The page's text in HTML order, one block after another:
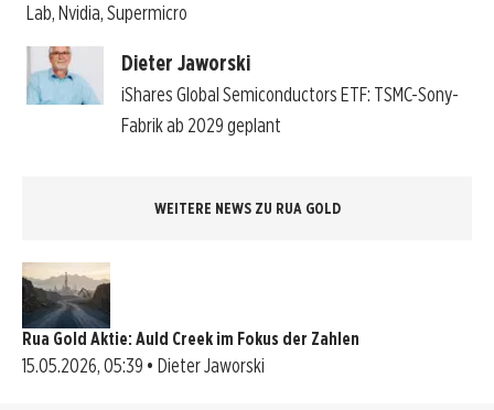
Lab, Nvidia, Supermicro
Dieter Jaworski
iShares Global Semiconductors ETF: TSMC-Sony-
Fabrik ab 2029 geplant
WEITERE NEWS ZU RUA GOLD
Rua Gold Aktie: Auld Creek im Fokus der Zahlen
15.05.2026, 05:39 • Dieter Jaworski